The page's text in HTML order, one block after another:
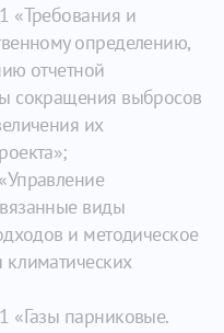
«Требования и
определению,
отчетной
сокращения выбросов
их
виды
и методическое
парниковые.